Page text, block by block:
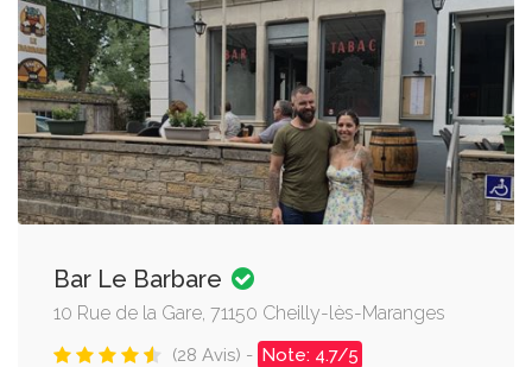
Bar Le Barbare
10 Rue de la Gare, 71150 Cheilly-lès-Maranges
(28 Avis) - Note: 4.7/5